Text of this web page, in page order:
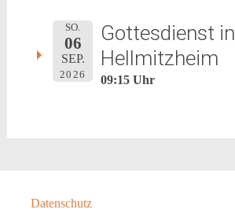
SO.
06
SEP.
2026
Gottesdienst in
Hellmitzheim
09:15 Uhr
Datenschutz